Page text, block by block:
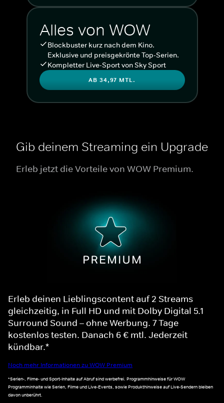
Alles von WOW
Blockbuster kurz nach dem Kino.
Exklusive und preisgekrönte Top-Serien.
Kompletter Live-Sport von Sky Sport
AB 34,97 MTL.
Gib deinem Streaming ein Upgrade
Erleb jetzt die Vorteile von WOW Premium.
Erleb deinen Lieblingscontent auf 2 Streams
gleichzeitig, in Full HD und mit Dolby Digital 5.1
Surround Sound – ohne Werbung. 7 Tage
kostenlos testen. Danach 6 € mtl. Jederzeit
kündbar.*
Noch mehr Informationen zu WOW Premium
*Serien-, Filme- und Sport-Inhalte auf Abruf sind werbefrei. Programmhinweise für WOW
Programminhalte wie Serien, Filme und Live-Events, sowie Produkthinweise auf Live-Sendern bleiben
davon unberührt.